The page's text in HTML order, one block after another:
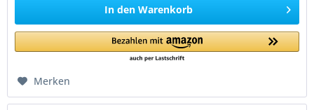
In den Warenkorb
Merken